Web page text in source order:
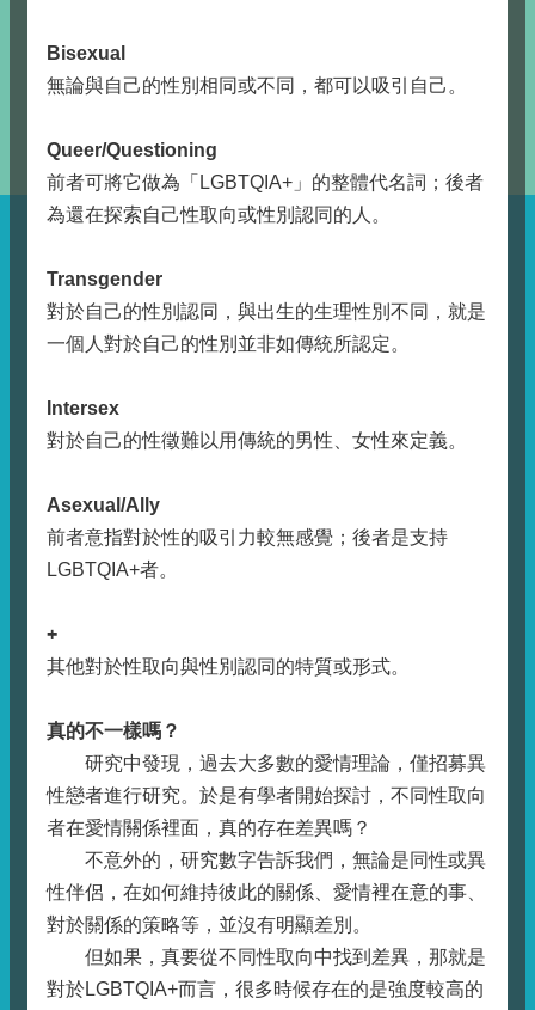
Bisexual
無論與自己的性別相同或不同，都可以吸引自己。
Queer/Questioning
前者可將它做為「LGBTQIA+」的整體代名詞；後者
為還在探索自己性取向或性別認同的人。
Transgender
對於自己的性別認同，與出生的生理性別不同，就是
一個人對於自己的性別並非如傳統所認定。
Intersex
對於自己的性徵難以用傳統的男性、女性來定義。
Asexual/Ally
前者意指對於性的吸引力較無感覺；後者是支持
LGBTQIA+者。
+
其他對於性取向與性別認同的特質或形式。
真的不一樣嗎？
研究中發現，過去大多數的愛情理論，僅招募異
性戀者進行研究。於是有學者開始探討，不同性取向
者在愛情關係裡面，真的存在差異嗎？
不意外的，研究數字告訴我們，無論是同性或異
性伴侶，在如何維持彼此的關係、愛情裡在意的事、
對於關係的策略等，並沒有明顯差別。
但如果，真要從不同性取向中找到差異，那就是
對於LGBTQIA+而言，很多時候存在的是強度較高的